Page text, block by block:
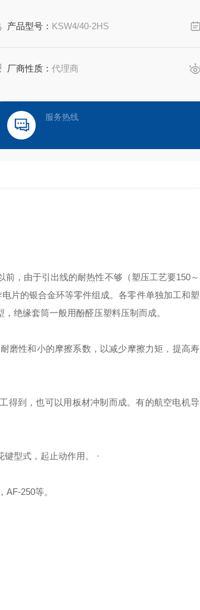
产品型号： KSW4/40-2HS
厂商性质：代理商
服务热线
，由于引出线的耐热性不够（塑压工艺要150～
片的银合金环等零件组成。各零件单独加工和塑
绝缘套筒一般用酚醛压塑料压制而成。
磨性和小的摩擦系数，以减少摩擦力矩，提高寿
得到，也可以用板材冲制而成。有的航空电机导
型式，起止动作用。 ·
250等。